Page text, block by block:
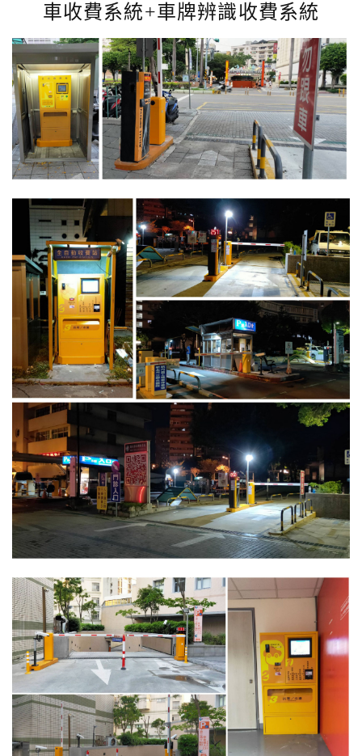
3.車牌辨識收費系統實績
4.車牌辨識收費系統-客製化實績
5.停車收費系統系列實績
6.停車收費系統-地閘式實績
7.人員管制機系列實績
8.長距離讀卡機系列實績
9.車位在席導引系列實績
10.反向尋車系統實績
11.周邊配備-紅綠燈實績
12.周邊配備-滿車燈箱實績
13.周邊配備-防撞條實績
14.邊配備-車輪檔實績
15.周邊配備-安全警示實績
17.周邊配備-方向指示實績
18.周邊配備-車位架實績
20.智能汽機車充電樁設備實績
21.車道資訊看板實績
車收費系統+車牌辨識收費系統